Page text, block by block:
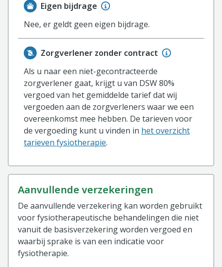
Eigen bijdrage
Nee, er geldt geen eigen bijdrage.
Zorgverlener zonder contract
Als u naar een niet-gecontracteerde
zorgverlener gaat, krijgt u van DSW 80%
vergoed van het gemiddelde tarief dat wij
vergoeden aan de zorgverleners waar we een
overeenkomst mee hebben. De tarieven voor
de vergoeding kunt u vinden in het overzicht
tarieven fysiotherapie.
aanvullende verzekeringen
De aanvullende verzekering kan worden gebruikt
voor fysiotherapeutische behandelingen die niet
vanuit de basisverzekering worden vergoed en
waarbij sprake is van een indicatie voor
fysiotherapie.